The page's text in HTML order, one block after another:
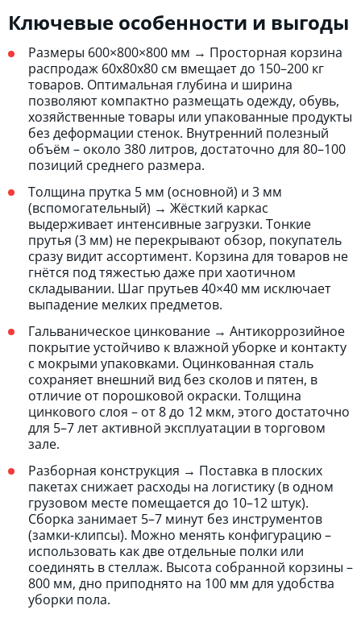
Ключевые особенности и выгоды
Размеры 600×800×800 мм → Просторная корзина
распродаж 60х80х80 см вмещает до 150–200 кг
товаров. Оптимальная глубина и ширина
позволяют компактно размещать одежду, обувь,
хозяйственные товары или упакованные продукты
без деформации стенок. Внутренний полезный
объём – около 380 литров, достаточно для 80–100
позиций среднего размера.
Толщина прутка 5 мм (основной) и 3 мм
(вспомогательный) → Жёсткий каркас
выдерживает интенсивные загрузки. Тонкие
прутья (3 мм) не перекрывают обзор, покупатель
сразу видит ассортимент. Корзина для товаров не
гнётся под тяжестью даже при хаотичном
складывании. Шаг прутьев 40×40 мм исключает
выпадение мелких предметов.
Гальваническое цинкование → Антикоррозийное
покрытие устойчиво к влажной уборке и контакту
с мокрыми упаковками. Оцинкованная сталь
сохраняет внешний вид без сколов и пятен, в
отличие от порошковой окраски. Толщина
цинкового слоя – от 8 до 12 мкм, этого достаточно
для 5–7 лет активной эксплуатации в торговом
зале.
Разборная конструкция → Поставка в плоских
пакетах снижает расходы на логистику (в одном
грузовом месте помещается до 10–12 штук).
Сборка занимает 5–7 минут без инструментов
(замки-клипсы). Можно менять конфигурацию –
использовать как две отдельные полки или
соединять в стеллаж. Высота собранной корзины –
800 мм, дно приподнято на 100 мм для удобства
уборки пола.